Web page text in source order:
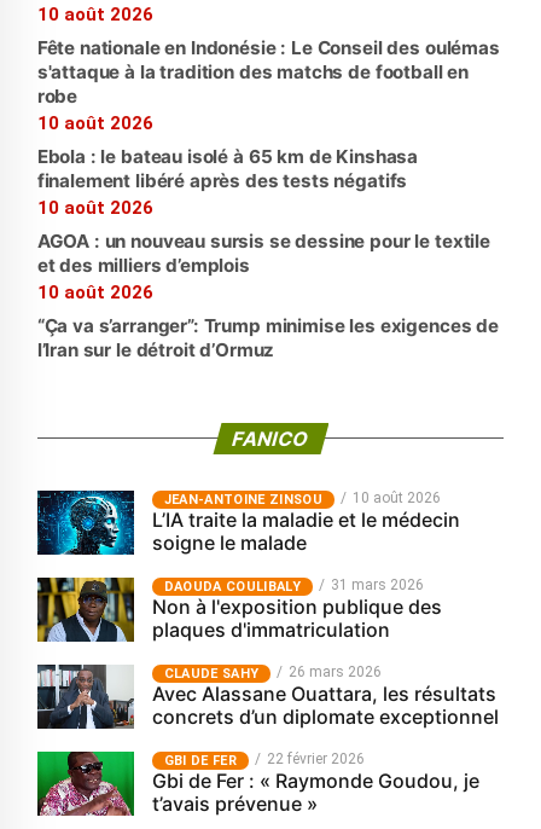
10 août 2026
Fête nationale en Indonésie : Le Conseil des oulémas
s'attaque à la tradition des matchs de football en
robe
10 août 2026
Ebola : le bateau isolé à 65 km de Kinshasa
finalement libéré après des tests négatifs
10 août 2026
AGOA : un nouveau sursis se dessine pour le textile
et des milliers d’emplois
10 août 2026
“Ça va s’arranger”: Trump minimise les exigences de
l’Iran sur le détroit d’Ormuz
FANICO
JEAN-ANTOINE ZINSOU 10 août 2026
L’IA traite la maladie et le médecin
soigne le malade
‎DAOUDA COULIBALY 31 mars 2026
Non à l'exposition publique des
plaques d'immatriculation
CLAUDE SAHY 26 mars 2026
Avec Alassane Ouattara, les résultats
concrets d’un diplomate exceptionnel
GBI DE FER 22 février 2026
Gbi de Fer : « Raymonde Goudou, je
t’avais prévenue »